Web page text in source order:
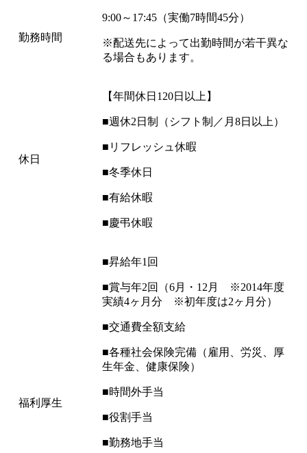
勤務時間
9:00～17:45（実働7時間45分）
※配送先によって出勤時間が若干異な
る場合もあります。
休日
【年間休日120日以上】
■週休2日制（シフト制／月8日以上）
■リフレッシュ休暇
■冬季休日
■有給休暇
■慶弔休暇
福利厚生
■昇給年1回
■賞与年2回（6月・12月 ※2014年度
実績4ヶ月分 ※初年度は2ヶ月分）
■交通費全額支給
■各種社会保険完備（雇用、労災、厚
生年金、健康保険）
■時間外手当
■役割手当
■勤務地手当